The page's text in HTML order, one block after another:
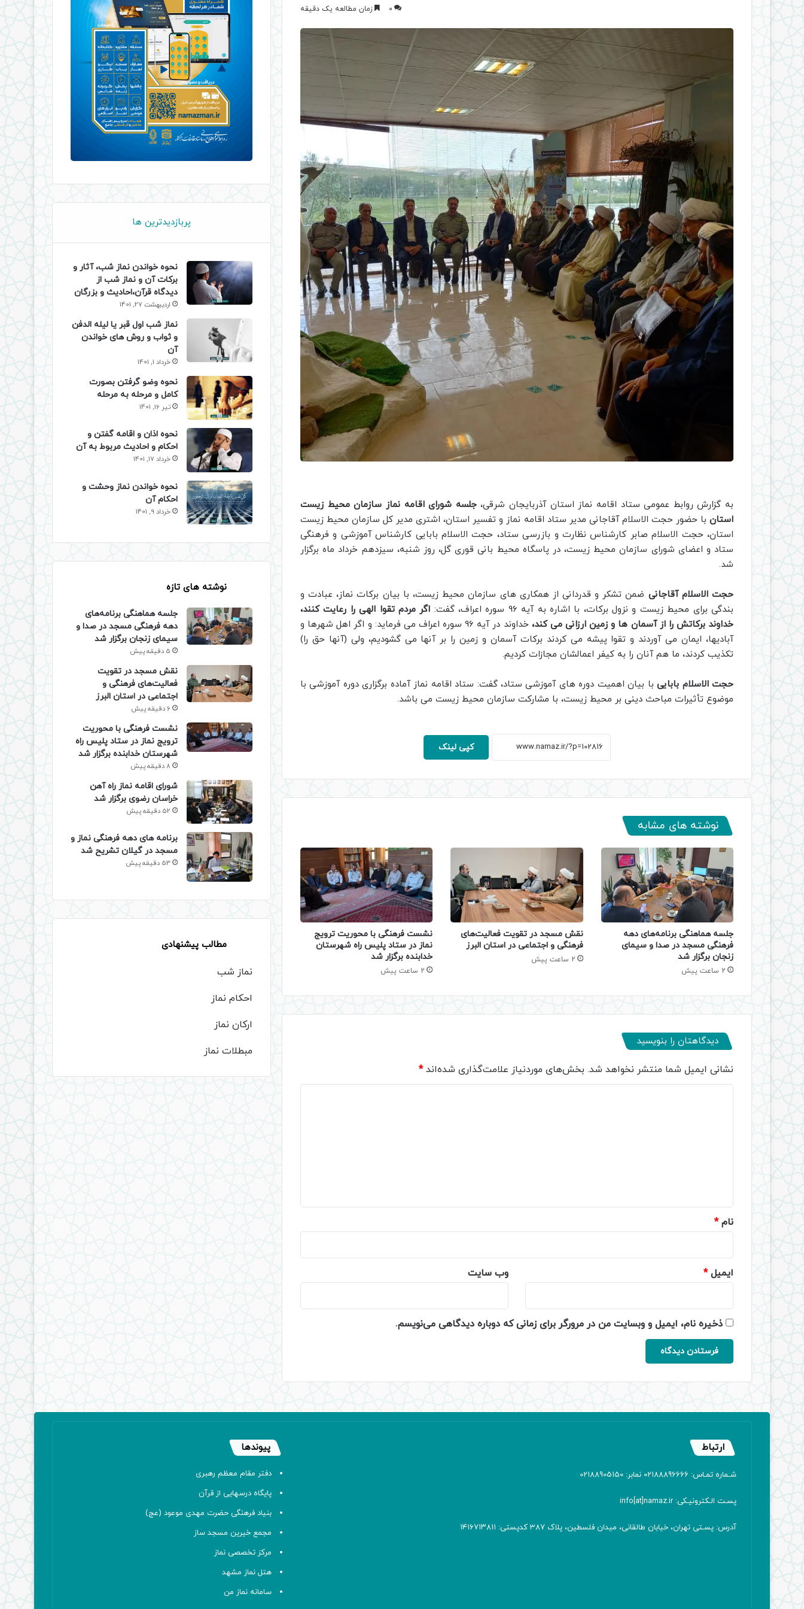
0 زمان مطالعه یک دقیقه
به گزارش روابط عمومی ستاد اقامه نماز استان آذربایجان شرقی،جلسه شورای اقامه نماز سازمان محیط زیست
استان با حضور حجت الاسلام آقاجانی مدیر ستاد اقامه نماز و تفسیر استان، اشتری مدیر کل سازمان محیط زیست
استان، حجت الاسلام صابر کارشناس نظارت و بازرسی ستاد، حجت الاسلام بابایی کارشناس آموزشی و فرهنگی
ستاد و اعضای شورای سازمان محیط زیست، در پاسگاه محیط بانی قوری گل، روز شنبه، سیزدهم خرداد ماه برگزار
شد.
حجت الاسلام آقاجانی ضمن تشکر و قدردانی از همکاری های سازمان محیط زیست، با بیان برکات نماز، عبادت و
بندگی برای محیط زیست و نزول برکات، با اشاره به آیه 96 سوره اعراف، گفت:
اگر مردم تقوا الهی را رعایت کنند،
خداوند برکاتش را از آسمان ها و زمین ارزانی می کند،
خداوند در آیه 96 سوره اعراف می فرماید: و اگر اهل شهرها و
آبادیها، ایمان می آوردند و تقوا پیشه می کردند برکات آسمان و زمین را بر آنها می گشودیم، ولی (آنها حق را)
تکذیب کردند، ما هم آنان را به کیفر اعمالشان مجازات کردیم.
حجت الاسلام باباییبا بیان اهمیت دوره های آموزشی ستاد، گفت: ستاد اقامه نماز آماده برگزاری دوره آموزشی با
موضوع تأثیرات مباحث دینی بر محیط زیست، با مشارکت سازمان محیط زیست می باشد.
کپی لینک
نوشته های مشابه
جلسه هماهنگی برنامه‌های دهه
فرهنگی مسجد در صدا و سیمای
زنجان برگزار شد
2 ساعت پیش
نقش مسجد در تقویت فعالیت‌های
فرهنگی و اجتماعی در استان البرز
2 ساعت پیش
نشست فرهنگی با محوریت ترویج
نماز در ستاد پلیس راه شهرستان
خدابنده برگزار شد
2 ساعت پیش
دیدگاهتان را بنویسید
نشانی ایمیل شما منتشر نخواهد شد. بخش‌های موردنیاز علامت‌گذاری شده‌اند*
نام*
ایمیل* وب‌ سایت
ذخیره نام، ایمیل و وبسایت من در مرورگر برای زمانی که دوباره دیدگاهی می‌نویسم.
پربازدیدترین ها
نحوه خواندن نماز شب، آثار و
برکات آن و نماز شب از
دیدگاه قرآن،احادیث و بزرگان
اردیبهشت 27, 1401
نماز شب اول قبر یا لیله الدفن
و ثواب و روش های خواندن
آن
خرداد 1, 1401
نحوه وضو گرفتن بصورت
کامل و مرحله به مرحله
تیر 16, 1401
نحوه اذان و اقامه گفتن و
احکام و احادیث مربوط به آن
خرداد 17, 1401
نحوه خواندن نماز وحشت و
احکام آن
خرداد 9, 1401
نوشته های تازه
جلسه هماهنگی برنامه‌های
دهه فرهنگی مسجد در صدا و
سیمای زنجان برگزار شد
5 دقیقه پیش
نقش مسجد در تقویت
فعالیت‌های فرهنگی و
اجتماعی در استان البرز
6 دقیقه پیش
نشست فرهنگی با محوریت
ترویج نماز در ستاد پلیس راه
شهرستان خدابنده برگزار شد
8 دقیقه پیش
شورای اقامه نماز راه آهن
خراسان رضوی برگزار شد
52 دقیقه پیش
برنامه های دهه فرهنگی نماز و
مسجد در گیلان تشریح شد
53 دقیقه پیش
مطالب پیشنهادی
نماز شب
احکام نماز
ارکان نماز
مبطلات نماز
ارتباط
شـماره تمـاس: 02188896666 نمابر: 02188905150
پسـت الـکترونیـکی: info[at]namaz.ir
آدرس: پسـتی تهران، خیابان طالقانی، میدان فلسطین، پلاک 387 کدپستی: ۱۴۱۶۷۱۳۸۱۱
پیوندها
دفتر مقام معظم رهبری
پایگاه درسهایی از قرآن
بنیاد فرهنگی حضرت مهدی موعود (عج)
مجمع خیرین مسجد ساز
مرکز تخصصی نماز
هتل نماز مشهد
سامانه نماز من